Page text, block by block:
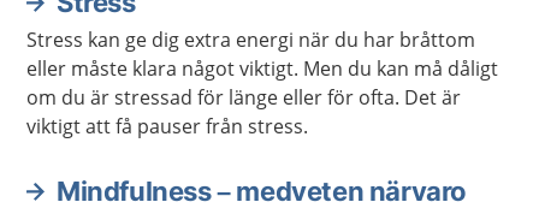
Stress kan ge dig extra energi när du har bråttom
eller måste klara något viktigt. Men du kan må dåligt
om du är stressad för länge eller för ofta. Det är
viktigt att få pauser från stress.
Mindfulness – medveten närvaro